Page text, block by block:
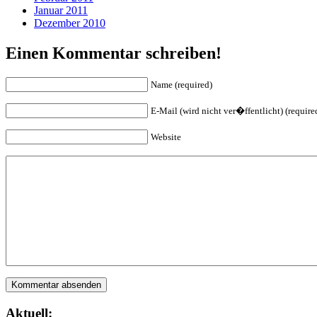
Januar 2011
Dezember 2010
Einen Kommentar schreiben!
Name (required)
E-Mail (wird nicht ver�ffentlicht)
Website
Aktuell: